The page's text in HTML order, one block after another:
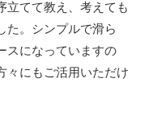
立てて教え、考えても
た。シンプルで滑ら
スになっていますの
々にもご活用いただけ